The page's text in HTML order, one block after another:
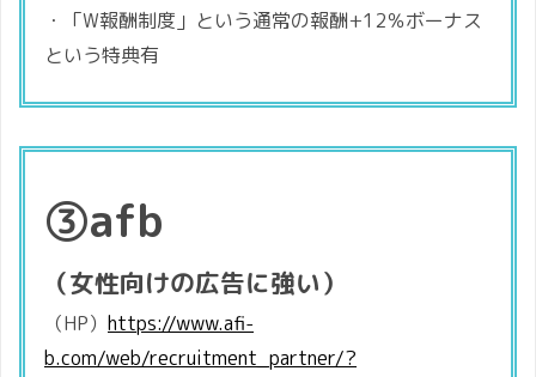
・「W報酬制度」という通常の報酬+12％ボーナス
という特典有
③afb
（女性向けの広告に強い）
（HP） https://www.afi-
b.com/web/recruitment_partner/?